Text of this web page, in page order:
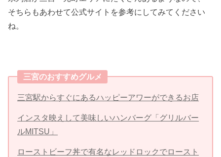
そちらもあわせて公式サイトを参考にしてみてください
ね。
三宮のおすすめグルメ
三宮駅からすぐにあるハッピーアワーができるお店
インスタ映えして美味しいハンバーグ「グリルバー
ルMITSU」
ローストビーフ丼で有名なレッドロックでロースト